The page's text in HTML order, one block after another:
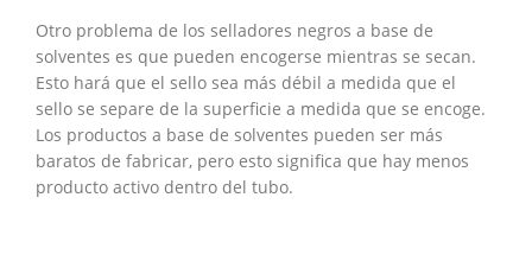
Otro problema de los selladores negros a base de
solventes es que pueden encogerse mientras se secan.
Esto hará que el sello sea más débil a medida que el
sello se separe de la superficie a medida que se encoge.
Los productos a base de solventes pueden ser más
baratos de fabricar, pero esto significa que hay menos
producto activo dentro del tubo.